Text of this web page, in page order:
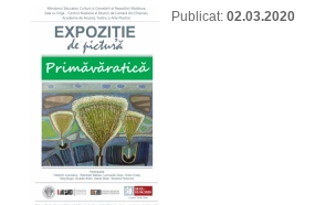
Publicat: 02.03.2020